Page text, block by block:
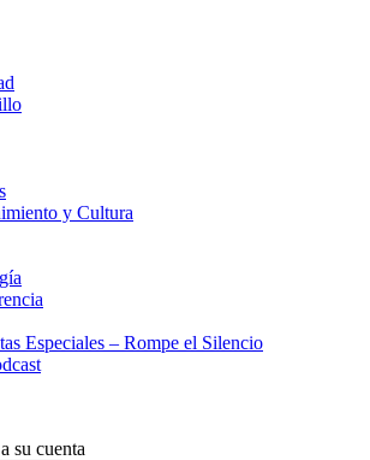
y Cultura
Especiales – Rompe el Silencio
su cuenta